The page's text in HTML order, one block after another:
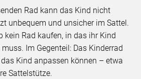
Rad kann das Kind nicht
unbequem und unsicher im Sattel.
kein Rad kaufen, in das ihr Kind
Im Gegenteil: Das Kinderrad
Kind anpassen können – etwa
Sattelstütze.